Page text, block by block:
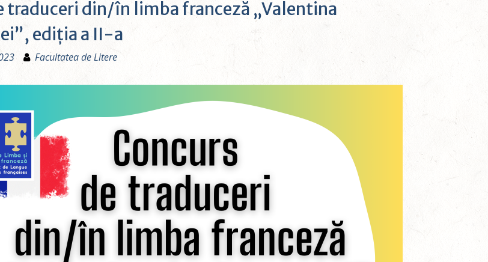
traduceri din/în limba franceză „Valentina
ediția a II-a
Facultatea de Litere